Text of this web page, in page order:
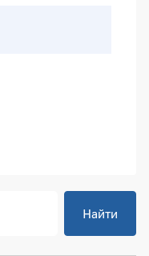
Найти